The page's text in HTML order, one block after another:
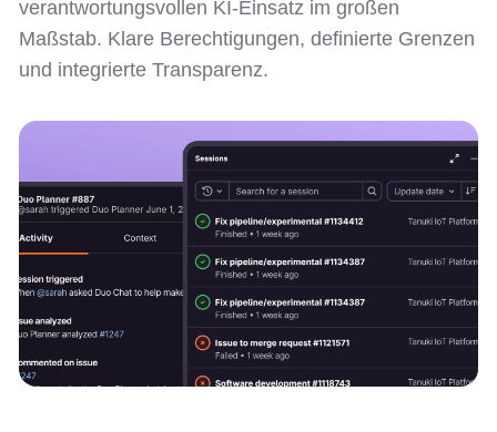
verantwortungsvollen KI-Einsatz im großen
Maßstab. Klare Berechtigungen, definierte Grenzen
und integrierte Transparenz.